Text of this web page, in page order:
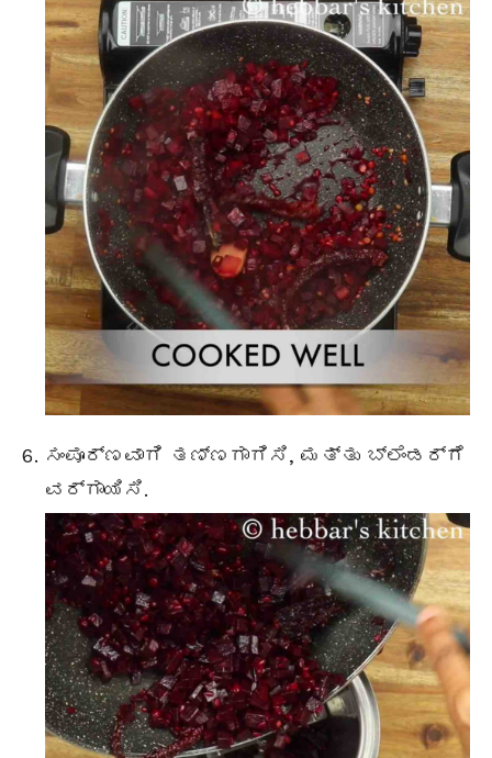
ಸಂಪೂರ್ಣವಾಗಿ ತಣ್ಣಗಾಗಿಸಿ, ಮತ್ತು ಬ್ಲೆಂಡರ್‌ಗೆ
ವರ್ಗಾಯಿಸಿ.